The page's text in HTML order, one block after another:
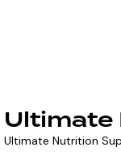
Ultimate Nutrition